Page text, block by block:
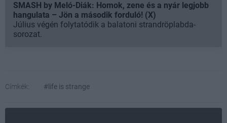
SMASH by Meló-Diák: Homok, zene és a nyár legjobb
hangulata – Jön a második forduló! (X)
Július végén folytatódik a balatoni strandröplabda-
sorozat.
Címkék: #life is strange